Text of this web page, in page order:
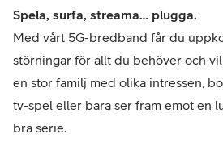
Spela, surfa, streama… plugga.
Med vårt 5G-bredband får du
störningar för allt du behöver och
en stor familj med olika intressen,
tv-spel eller bara ser fram emot en
bra serie.